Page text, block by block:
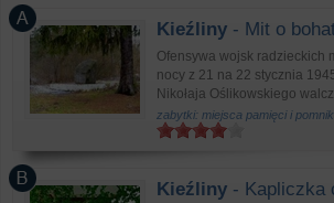
Kieźliny - Mit o
Ofensywa wojsk radzieckich
nocy z 21 na 22 stycznia
Nikołaja Oślikowskiego
zabytki: miejsca pamięci i
Kieźliny - Kapliczka